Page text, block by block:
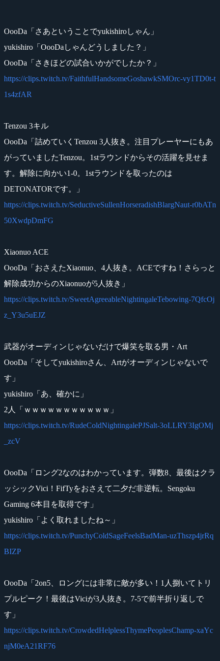
OooDa「さあということでyukishiroしゃん」
yukishiro「OooDaしゃんどうしました？」
OooDa「さきほどの試合いかがでしたか？」
https://clips.twitch.tv/FaithfulHandsomeGoshawkSMOrc-vy1TD0t-t
1s4zfAR
Tenzou 3キル
OooDa「詰めていくTenzou 3人抜き。注目プレーヤーにもあ
がっていましたTenzou。1stラウンドからその活躍を見せま
す。解除に向かい1-0。1stラウンドを取ったのは
DETONATORです。」
https://clips.twitch.tv/SeductiveSullenHorseradishBlargNaut-r0bATn
50XwdpDmFG
Xiaonuo ACE
OooDa「おさえたXiaonuo、4人抜き。ACEですね！さらっと
解除成功からのXiaonuoが5人抜き」
https://clips.twitch.tv/SweetAgreeableNightingaleTebowing-7QfcOj
z_Y3u5uEJZ
武器がオーディンじゃないだけで爆笑を取る男・Art
OooDa「そしてyukishiroさん、Artがオーディンじゃないで
す」
yukishiro「あ、確かに」
2人「ｗｗｗｗｗｗｗｗｗｗｗ」
https://clips.twitch.tv/RudeColdNightingalePJSalt-3oLLRY3IgOMj
_zcV
OooDa「ロング2なのはわかっています。弾数8、最後はクラ
ッシックVici！FifTyをおさえて二夕だ非逆転。Sengoku
Gaming 6本目を取得です」
yukishiro「よく取れましたね～」
https://clips.twitch.tv/PunchyColdSageFeelsBadMan-uzThszp4jrRq
BIZP
OooDa「2on5、ロングには非常に敵が多い！1人捌いてトリ
プルピーク！最後はViciが3人抜き。7-5で前半折り返しで
す」
https://clips.twitch.tv/CrowdedHelplessThymePeoplesChamp-xaYc
njM0eA21RF76